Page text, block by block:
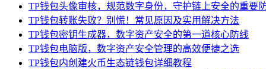
TP钱包头像审核，规范数字身份，守护链上安全的重要
TP钱包转账失败？别慌！常见原因及实用解决方法
TP钱包密钥生成器，数字资产安全的第一道核心防线
TP钱包电脑版，数字资产安全管理的高效便捷之选
TP钱包内创建火币生态链钱包详细教程